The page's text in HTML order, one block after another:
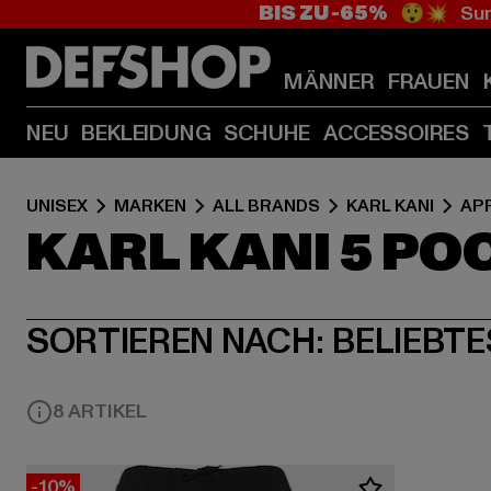
BIS ZU -65% 😲💥
MÄNNER FRAUEN
NEU BEKLEIDUNG SCHUHE ACCESSOIRES
UNISEX MARKEN ALL BRANDS KARL KANI
KARL KANI 5
SORTIEREN NACH:
8 ARTIKEL